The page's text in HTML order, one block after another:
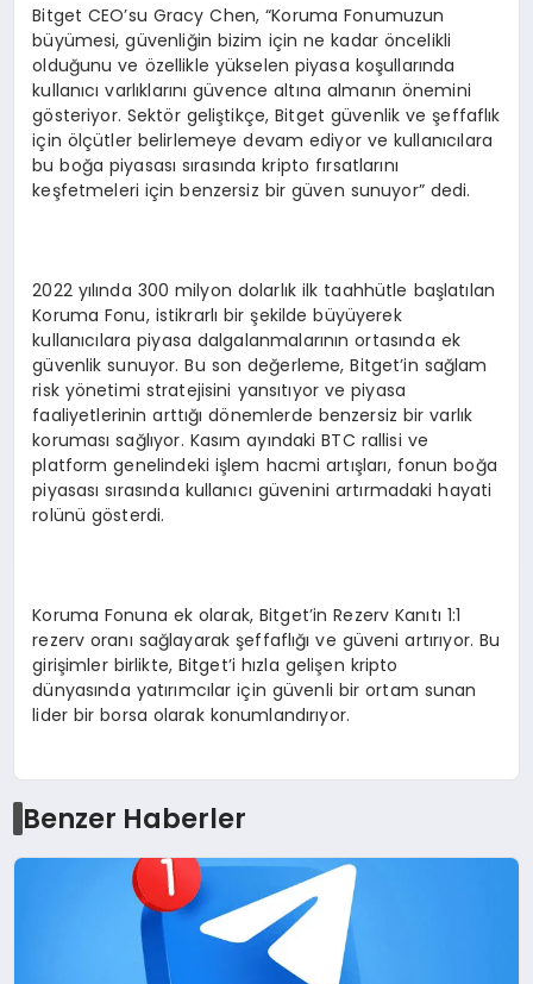
Bitget CEO’su Gracy Chen, “Koruma Fonumuzun
büyümesi, güvenliğin bizim için ne kadar öncelikli
olduğunu ve özellikle yükselen piyasa koşullarında
kullanıcı varlıklarını güvence altına almanın önemini
gösteriyor. Sektör geliştikçe, Bitget güvenlik ve şeffaflık
için ölçütler belirlemeye devam ediyor ve kullanıcılara
bu boğa piyasası sırasında kripto fırsatlarını
keşfetmeleri için benzersiz bir güven sunuyor” dedi.
2022 yılında 300 milyon dolarlık ilk taahhütle başlatılan
Koruma Fonu, istikrarlı bir şekilde büyüyerek
kullanıcılara piyasa dalgalanmalarının ortasında ek
güvenlik sunuyor. Bu son değerleme, Bitget’in sağlam
risk yönetimi stratejisini yansıtıyor ve piyasa
faaliyetlerinin arttığı dönemlerde benzersiz bir varlık
koruması sağlıyor. Kasım ayındaki BTC rallisi ve
platform genelindeki işlem hacmi artışları, fonun boğa
piyasası sırasında kullanıcı güvenini artırmadaki hayati
rolünü gösterdi.
Koruma Fonuna ek olarak, Bitget’in Rezerv Kanıtı 1:1
rezerv oranı sağlayarak şeffaflığı ve güveni artırıyor. Bu
girişimler birlikte, Bitget’i hızla gelişen kripto
dünyasında yatırımcılar için güvenli bir ortam sunan
lider bir borsa olarak konumlandırıyor.
Benzer Haberler